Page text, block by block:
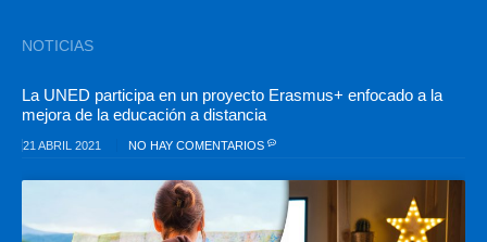
NOTICIAS
La UNED participa en un proyecto Erasmus+ enfocado a la
mejora de la educación a distancia
21 ABRIL 2021 NO HAY COMENTARIOS